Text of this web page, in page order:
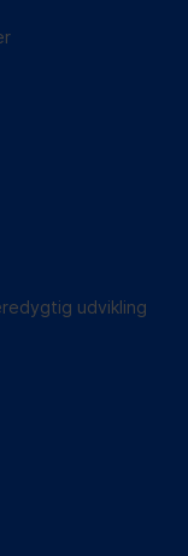
udvikling